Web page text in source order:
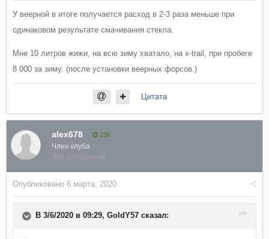
У веерной в итоге получается расход в 2-3 раза меньше при
одинаковом результате смачивания стекла.
Мне 10 литров жижи, на всю зиму хватало, на x-trail, при пробеге
8 000 за зиму. (после установки веерных форсов.)
Цитата
alex678 236
Член клуба
306 сообщений
Опубликовано 6 марта, 2020
В 3/6/2020 в 09:29, GoldY57 сказал: